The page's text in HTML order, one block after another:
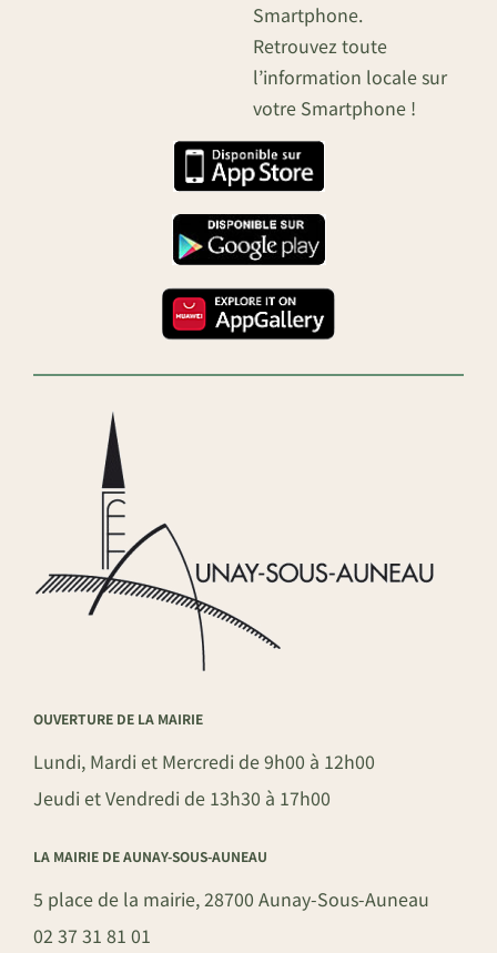
Smartphone.
Retrouvez toute
l’information locale sur
votre Smartphone !
OUVERTURE DE LA MAIRIE
Lundi, Mardi et Mercredi de 9h00 à 12h00
Jeudi et Vendredi de 13h30 à 17h00
LA MAIRIE DE AUNAY-SOUS-AUNEAU
5 place de la mairie, 28700 Aunay-Sous-Auneau
02 37 31 81 01